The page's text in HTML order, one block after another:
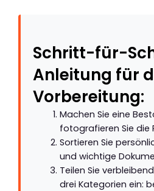
Schritt-für-
Anleitung für
Vorbereitung:
Machen Sie eine
fotografieren Sie die
Sortieren Sie
und wichtige
Teilen Sie
drei Kategorien ein: